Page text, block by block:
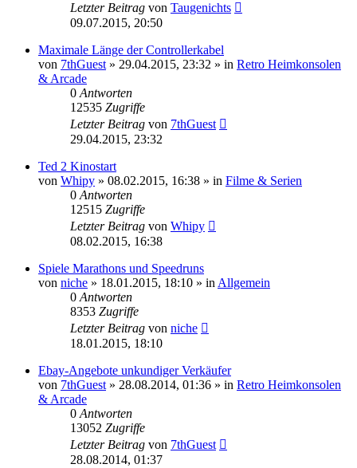
Letzter Beitrag von Taugenichts
09.07.2015, 20:50
Maximale Länge der Controllerkabel
von 7thGuest» 29.04.2015, 23:32 » in Retro Heimkonsolen
& Arcade
0Antworten
12535 Zugriffe
Letzter Beitrag von 7thGuest
29.04.2015, 23:32
Ted 2 Kinostart
von Whipy » 08.02.2015, 16:38 » in Filme & Serien
0Antworten
12515 Zugriffe
Letzter Beitrag von Whipy
08.02.2015, 16:38
Spiele Marathons und Speedruns
von niche » 18.01.2015, 18:10 » inAllgemein
0Antworten
8353 Zugriffe
Letzter Beitrag von niche
18.01.2015, 18:10
Ebay-Angebote unkundiger Verkäufer
von 7thGuest» 28.08.2014, 01:36 » in Retro Heimkonsolen
& Arcade
0Antworten
13052 Zugriffe
Letzter Beitrag von 7thGuest
28.08.2014, 01:37